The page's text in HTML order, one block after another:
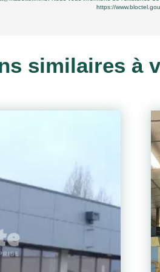
https://
similaires à